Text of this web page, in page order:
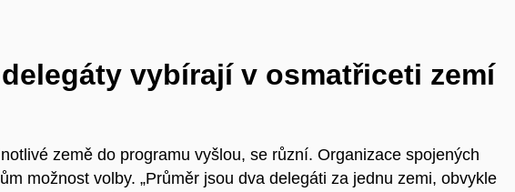
vybírají v osmatřiceti zemí
země do programu vyšlou, se různí. Organizace spojených
možnost volby. „Průměr jsou dva delegáti za jednu zemi, obvykle